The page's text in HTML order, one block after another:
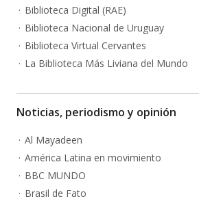
Biblioteca Digital (RAE)
Biblioteca Nacional de Uruguay
Biblioteca Virtual Cervantes
La Biblioteca Más Liviana del Mundo
Noticias, periodismo y opinión
Al Mayadeen
América Latina en movimiento
BBC MUNDO
Brasil de Fato